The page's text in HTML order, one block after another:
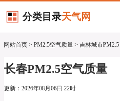
分类目录天气网
网站首页 > PM2.5空气质量 > 吉林城市PM2.5
长春PM2.5空气质量
更新：2026年08月06日 22时